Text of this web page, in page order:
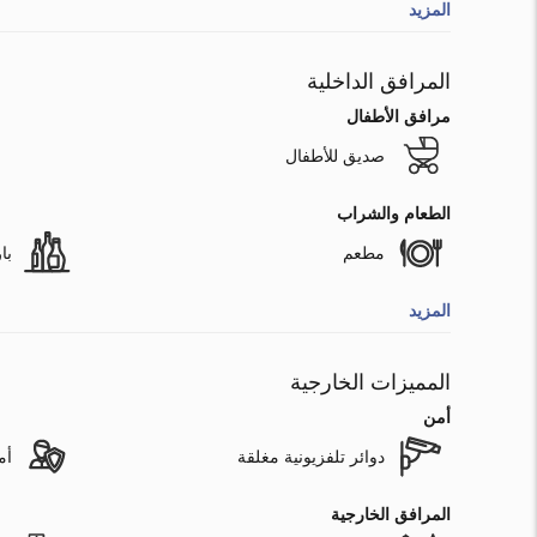
المزيد
المرافق الداخلية
مرافق الأطفال
صديق للأطفال
الطعام والشراب
مطعم
المزيد
المميزات الخارجية
أمن
دوائر تلفزيونية مغلقة
المرافق الخارجية